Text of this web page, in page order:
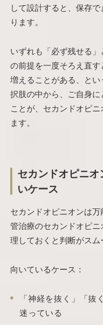
して設計すると、保存
ります。
いずれも「必ず残せる
の前提を一度そろえ直
増えることがある、と
択肢の中から、ご自身
ことが、セカンドオピ
ます。
セカンドオピニ
いケース
セカンドオピニオンは
管治療のセカンドオピ
理しておくと判断がスム
向いているケース：
「神経を抜く」「抜
迷っている